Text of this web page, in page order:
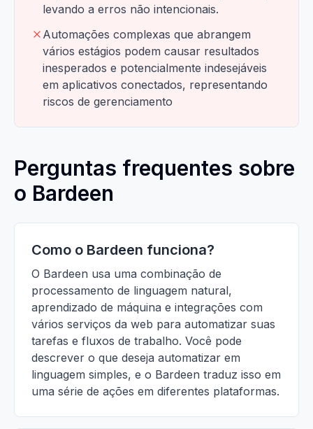
levando a erros não intencionais.
Automações complexas que abrangem
vários estágios podem causar resultados
inesperados e potencialmente indesejáveis ​​
em aplicativos conectados, representando
riscos de gerenciamento
Perguntas frequentes sobre
o Bardeen
Como o Bardeen funciona?
O Bardeen usa uma combinação de
processamento de linguagem natural,
aprendizado de máquina e integrações com
vários serviços da web para automatizar suas
tarefas e fluxos de trabalho. Você pode
descrever o que deseja automatizar em
linguagem simples, e o Bardeen traduz isso em
uma série de ações em diferentes plataformas.